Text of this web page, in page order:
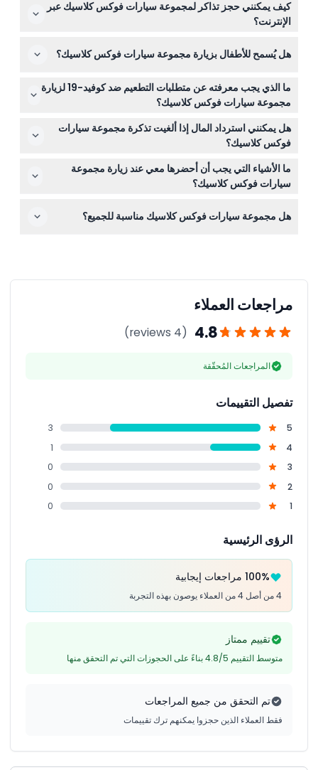
10:00 صباحًا حتى 2:00 مساءً. (قد تتغير الأوقات — يرجى التأكد
عند الحجز)
كيف يمكنني حجز تذاكر لمجموعة سيارات فوكس كلاسيك عبر
الإنترنت؟
باختيار التاريخ المفضل لديك وإتمام عملية الدفع.
هل يُسمح للأطفال بزيارة مجموعة سيارات فوكس كلاسيك؟
عامًا أحد البالغين الذين دفعوا التذكرة، والأطفال دون سن 6
يدخلون مجانًا. الأطفال من 16 عامًا فما فوق يدفعون سعر
البالغين.
ما الذي يجب معرفته عن متطلبات التطعيم ضد كوفيد-19 لزيارة
مجموعة سيارات فوكس كلاسيك؟
يُطلب من الزوار الذين تبلغ أعمارهم 16 عامًا فما فوق أن يكونوا
مطعمين بالكامل ضد كوفيد-19 أو أن يحملوا إعفاء طبيًا ساريًا،
مع ضرورة تقديم الإثبات عند الدخول.
هل يمكنني استرداد المال إذا ألغيت تذكرة مجموعة سيارات
فوكس كلاسيك؟
التذاكر غير قابلة للاسترداد ولا يمكن إلغاؤها، لذا تأكد من
ترتيباتك قبل الحجز.
ما الأشياء التي يجب أن أحضرها معي عند زيارة مجموعة
سيارات فوكس كلاسيك؟
عامًا فما فوق، إثبات التطعيم ضد كوفيد-19 أو وثيقة الإعفاء.
هل مجموعة سيارات فوكس كلاسيك مناسبة للجميع؟
مراجعات العملاء
4.8
(4 reviews)
المراجعات المُحقّقة
تفصيل التقييمات
5
3
4
1
3
0
2
0
1
0
الرؤى الرئيسية
100% مراجعات إيجابية
4 من أصل 4 من العملاء يوصون بهذه التجربة
تقييم ممتاز
متوسط التقييم 4.8/5 بناءً على الحجوزات التي تم التحقق منها
تم التحقق من جميع المراجعات
فقط العملاء الذين حجزوا يمكنهم ترك تقييمات